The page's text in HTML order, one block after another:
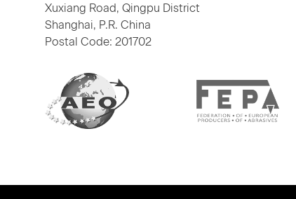
Xuxiang Road, Qingpu District
Shanghai, P.R. China
Postal Code: 201702